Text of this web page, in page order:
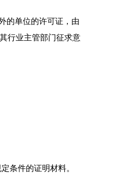
的单位的许可证，由
行业主管部门征求意
条件的证明材料。